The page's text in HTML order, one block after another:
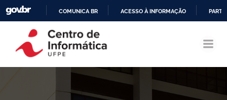
CONTEÚDO
COMUNICA BR ACESSO À INFORMAÇÃO